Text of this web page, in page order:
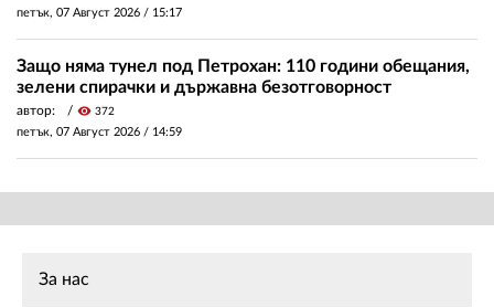
петък, 07 Август 2026 / 15:17
Защо няма тунел под Петрохан: 110 години обещания,
зелени спирачки и държавна безотговорност
автор: visibility 372
петък, 07 Август 2026 / 14:59
За нас